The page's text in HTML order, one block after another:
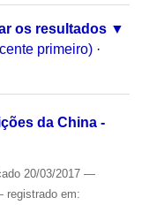
os resultados
primeiro) ·
da China -
20/03/2017 —
registrado em: